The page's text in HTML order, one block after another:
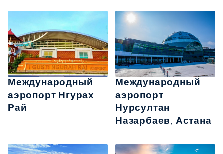
Международный
аэропорт Нгурах-
Рай
Международный
аэропорт
Нурсултан
Назарбаев, Астана